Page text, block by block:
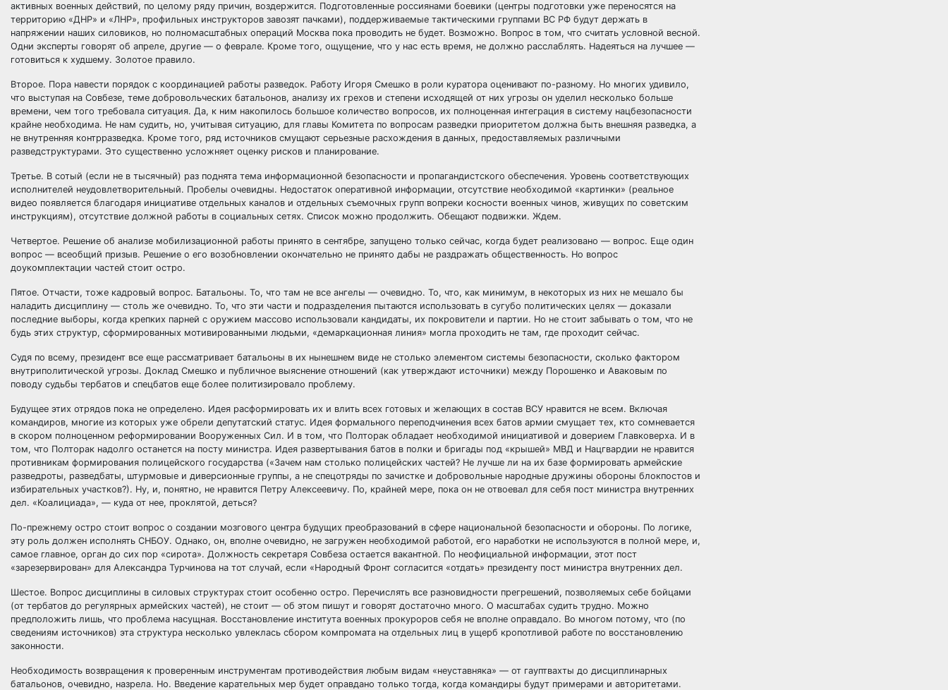
активных военных действий, по целому ряду причин, воздержится. Подготовленные россиянами боевики (центры подготовки уже переносятся на
территорию «ДНР» и «ЛНР», профильных инструкторов завозят пачками), поддерживаемые тактическими группами ВС РФ будут держать в
напряжении наших силовиков, но полномасштабных операций Москва пока проводить не будет. Возможно. Вопрос в том, что считать условной весной.
Одни эксперты говорят об апреле, другие — о феврале. Кроме того, ощущение, что у нас есть время, не должно расслаблять. Надеяться на лучшее —
готовиться к худшему. Золотое правило.
Второе. Пора навести порядок с координацией работы разведок. Работу Игоря Смешко в роли куратора оценивают по-разному. Но многих удивило,
что выступая на Совбезе, теме добровольческих батальонов, анализу их грехов и степени исходящей от них угрозы он уделил несколько больше
времени, чем того требовала ситуация. Да, к ним накопилось большое количество вопросов, их полноценная интеграция в систему нацбезопасности
крайне необходима. Не нам судить, но, учитывая ситуацию, для главы Комитета по вопросам разведки приоритетом должна быть внешняя разведка, а
не внутренняя контрразведка. Кроме того, ряд источников смущают серьезные расхождения в данных, предоставляемых различными
разведструктурами. Это существенно усложняет оценку рисков и планирование.
Третье. В сотый (если не в тысячный) раз поднята тема информационной безопасности и пропагандистского обеспечения. Уровень соответствующих
исполнителей неудовлетворительный. Пробелы очевидны. Недостаток оперативной информации, отсутствие необходимой «картинки» (реальное
видео появляется благодаря инициативе отдельных каналов и отдельных съемочных групп вопреки косности военных чинов, живущих по советским
инструкциям), отсутствие должной работы в социальных сетях. Список можно продолжить. Обещают подвижки. Ждем.
Четвертое. Решение об анализе мобилизационной работы принято в сентябре, запущено только сейчас, когда будет реализовано — вопрос. Еще один
вопрос — всеобщий призыв. Решение о его возобновлении окончательно не принято дабы не раздражать общественность. Но вопрос
доукомплектации частей стоит остро.
Пятое. Отчасти, тоже кадровый вопрос. Батальоны. То, что там не все ангелы — очевидно. То, что, как минимум, в некоторых из них не мешало бы
наладить дисциплину — столь же очевидно. То, что эти части и подразделения пытаются использовать в сугубо политических целях — доказали
последние выборы, когда крепких парней с оружием массово использовали кандидаты, их покровители и партии. Но не стоит забывать о том, что не
будь этих структур, сформированных мотивированными людьми, «демаркационная линия» могла проходить не там, где проходит сейчас.
Судя по всему, президент все еще рассматривает батальоны в их нынешнем виде не столько элементом системы безопасности, сколько фактором
внутриполитической угрозы. Доклад Смешко и публичное выяснение отношений (как утверждают источники) между Порошенко и Аваковым по
поводу судьбы тербатов и спецбатов еще более политизировало проблему.
Будущее этих отрядов пока не определено. Идея расформировать их и влить всех готовых и желающих в состав ВСУ нравится не всем. Включая
командиров, многие из которых уже обрели депутатский статус. Идея формального переподчинения всех батов армии смущает тех, кто сомневается
в скором полноценном реформировании Вооруженных Сил. И в том, что Полторак обладает необходимой инициативой и доверием Главковерха. И в
том, что Полторак надолго останется на посту министра. Идея развертывания батов в полки и бригады под «крышей» МВД и Нацгвардии не нравится
противникам формирования полицейского государства («Зачем нам столько полицейских частей? Не лучше ли на их базе формировать армейские
разведроты, разведбаты, штурмовые и диверсионные группы, а не спецотряды по зачистке и добровольные народные дружины обороны блокпостов и
избирательных участков?). Ну, и, понятно, не нравится Петру Алексеевичу. По, крайней мере, пока он не отвоевал для себя пост министра внутренних
дел. «Коалициада», — куда от нее, проклятой, деться?
По-прежнему остро стоит вопрос о создании мозгового центра будущих преобразований в сфере национальной безопасности и обороны. По логике,
эту роль должен исполнять СНБОУ. Однако, он, вполне очевидно, не загружен необходимой работой, его наработки не используются в полной мере, и,
самое главное, орган до сих пор «сирота». Должность секретаря Совбеза остается вакантной. По неофициальной информации, этот пост
«зарезервирован» для Александра Турчинова на тот случай, если «Народный Фронт согласится «отдать» президенту пост министра внутренних дел.
Шестое. Вопрос дисциплины в силовых структурах стоит особенно остро. Перечислять все разновидности прегрешений, позволяемых себе бойцами
(от тербатов до регулярных армейских частей), не стоит — об этом пишут и говорят достаточно много. О масштабах судить трудно. Можно
предположить лишь, что проблема насущная. Восстановление института военных прокуроров себя не вполне оправдало. Во многом потому, что (по
сведениям источников) эта структура несколько увлеклась сбором компромата на отдельных лиц в ущерб кропотливой работе по восстановлению
законности.
Необходимость возвращения к проверенным инструментам противодействия любым видам «неуставняка» — от гауптвахты до дисциплинарных
батальонов, очевидно, назрела. Но. Введение карательных мер будет оправдано только тогда, когда командиры будут примерами и авторитетами.